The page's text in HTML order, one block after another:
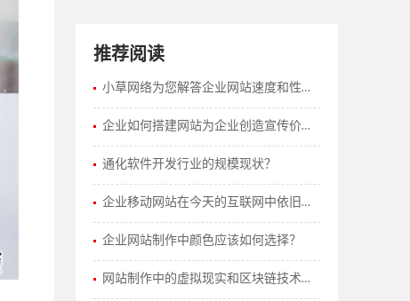
推荐阅读
小草网络为您解答企业网站速度和性能优化有哪些策略？
企业如何搭建网站为企业创造宣传价值？
通化软件开发行业的规模现状？
企业移动网站在今天的互联网中依旧有着重要的价值
企业网站制作中颜色应该如何选择？
网站制作中的虚拟现实和区块链技术的应用